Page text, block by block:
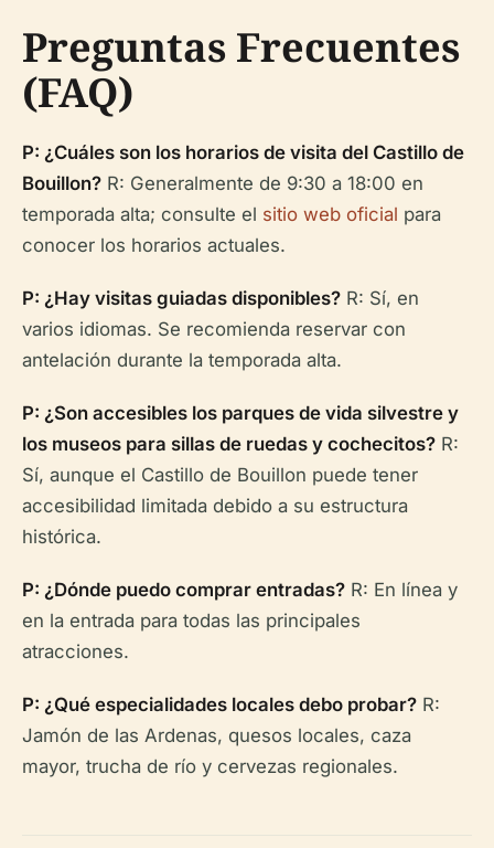
Preguntas Frecuentes
(FAQ)
P: ¿Cuáles son los horarios de visita del Castillo de
Bouillon? R: Generalmente de 9:30 a 18:00 en
temporada alta; consulte el sitio web oficial para
conocer los horarios actuales.
P: ¿Hay visitas guiadas disponibles? R: Sí, en
varios idiomas. Se recomienda reservar con
antelación durante la temporada alta.
P: ¿Son accesibles los parques de vida silvestre y
los museos para sillas de ruedas y cochecitos? R:
Sí, aunque el Castillo de Bouillon puede tener
accesibilidad limitada debido a su estructura
histórica.
P: ¿Dónde puedo comprar entradas? R: En línea y
en la entrada para todas las principales
atracciones.
P: ¿Qué especialidades locales debo probar? R:
Jamón de las Ardenas, quesos locales, caza
mayor, trucha de río y cervezas regionales.